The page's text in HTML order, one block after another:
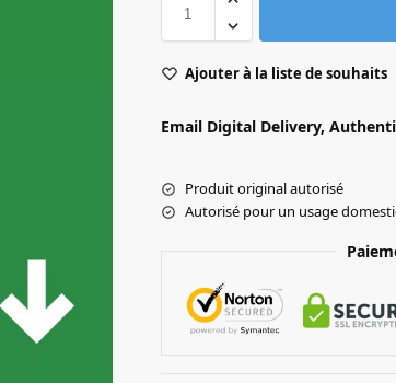
Ajouter à la liste de souhaits
Email Digital Delivery,
Produit original autorisé
Autorisé pour un usage